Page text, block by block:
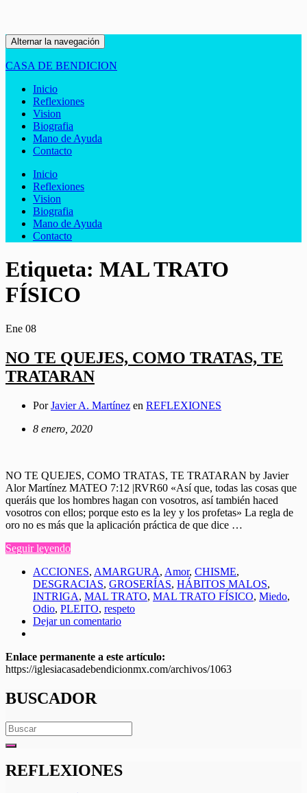
Alternar la navegación
CASA DE BENDICION
Inicio
Reflexiones
Vision
Biografia
Mano de Ayuda
Contacto
Inicio
Reflexiones
Vision
Biografia
Mano de Ayuda
Contacto
Etiqueta: MAL TRATO
FÍSICO
Ene 08
NO TE QUEJES, COMO TRATAS, TE
TRATARAN
PorJavier A. Martínez en REFLEXIONES
8 enero, 2020
NO TE QUEJES, COMO TRATAS, TE TRATARAN by Javier
Alor Martínez MATEO 7:12 |RVR60 «Así que, todas las cosas que
queráis que los hombres hagan con vosotros, así también haced
vosotros con ellos; porque esto es la ley y los profetas» La regla de
oro no es más que la aplicación práctica de que dice …
Seguir leyendo
ACCIONES, AMARGURA, Amor, CHISME,
DESGRACIAS, GROSERÍAS, HÁBITOS MALOS,
INTRIGA, MAL TRATO, MAL TRATO FÍSICO, Miedo,
Odio, PLEITO, respeto
Dejar un comentario
Enlace permanente a este artículo:
https://iglesiacasadebendicionmx.com/archivos/1063
BUSCADOR
Search
for:
REFLEXIONES